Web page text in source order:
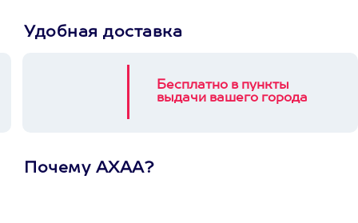
Удобная доставка
Бесплатно в пункты
выдачи вашего города
Почему АХАА?